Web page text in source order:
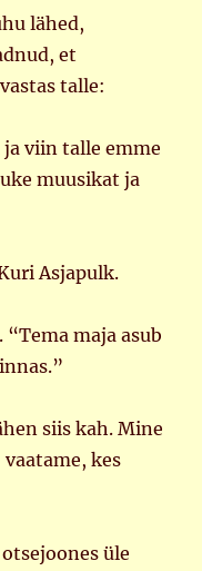
lähed,
et
talle:
ja viin talle emme
muusikat ja
Asjapulk.
maja asub
siis kah. Mine
kes
üle